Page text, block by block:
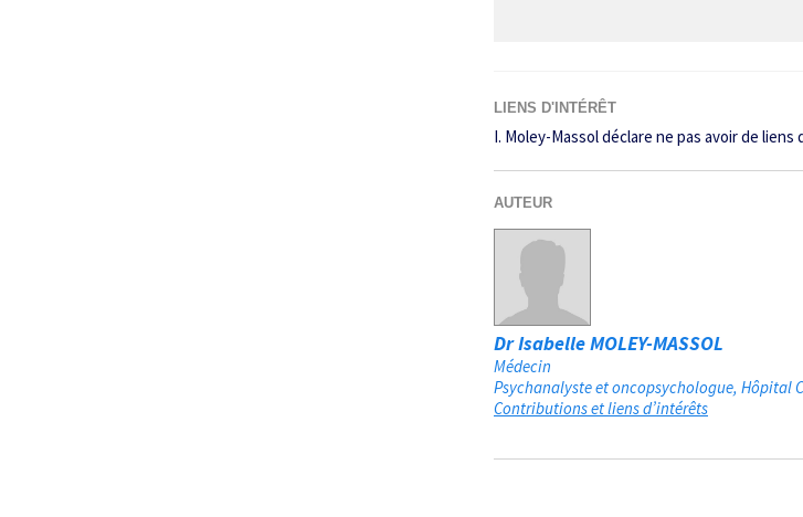
LIENS D'INTÉRÊT
I. Moley-Massol déclare ne pas avoir de
AUTEUR
Dr Isabelle MOLEY-MASSOL
Médecin
Psychanalyste et oncopsychologue, Hôpital
Contributions et liens d’intérêts